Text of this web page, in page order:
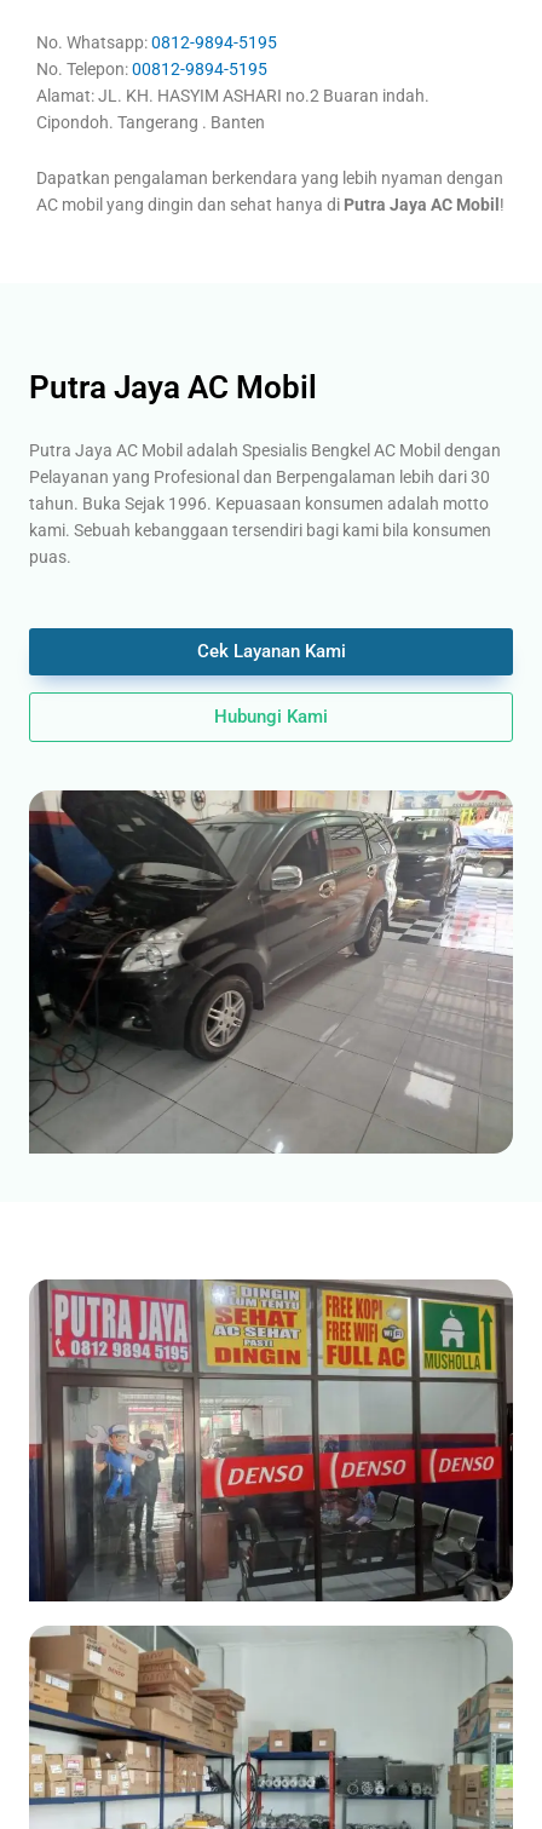
No. Whatsapp:0812-9894-5195
No. Telepon:00812-9894-5195
Alamat: JL. KH. HASYIM ASHARI no.2 Buaran indah.
Cipondoh. Tangerang . Banten
Dapatkan pengalaman berkendara yang lebih nyaman dengan
AC mobil yang dingin dan sehat hanya di Putra Jaya AC Mobil !
Putra Jaya AC Mobil
Putra Jaya AC Mobil adalah Spesialis Bengkel AC Mobil dengan
Pelayanan yang Profesional dan Berpengalaman lebih dari 30
tahun. Buka Sejak 1996. Kepuasaan konsumen adalah motto
kami. Sebuah kebanggaan tersendiri bagi kami bila konsumen
puas.
Cek Layanan Kami
Hubungi Kami